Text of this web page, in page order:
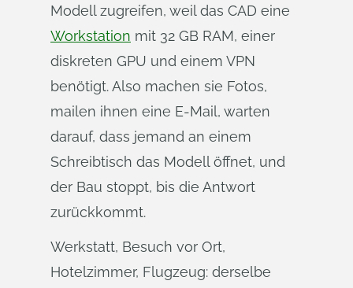
Modell zugreifen, weil das CAD eine
Workstation mit 32 GB RAM, einer
diskreten GPU und einem VPN
benötigt. Also machen sie Fotos,
mailen ihnen eine E-Mail, warten
darauf, dass jemand an einem
Schreibtisch das Modell öffnet, und
der Bau stoppt, bis die Antwort
zurückkommt.
Werkstatt, Besuch vor Ort,
Hotelzimmer, Flugzeug: derselbe